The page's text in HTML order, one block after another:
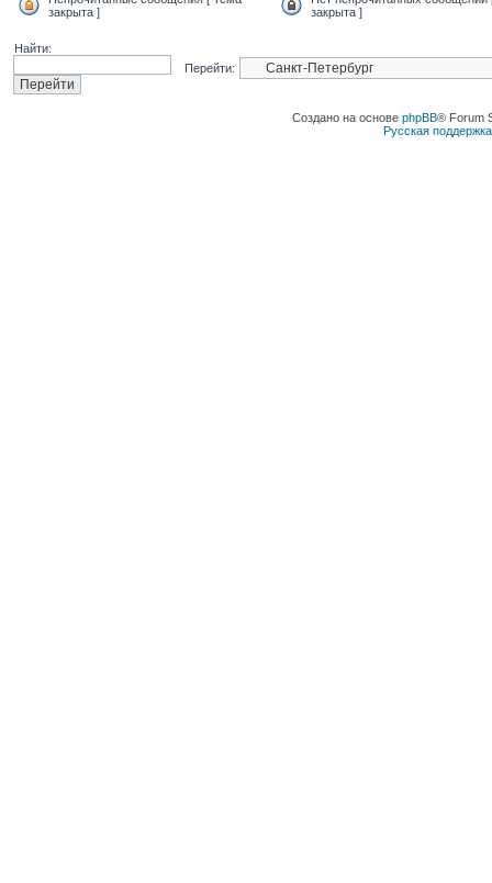
закрыта ]
закрыта ]
Найти:
Перейти:
Создано на основе phpBB® Forum
Русская